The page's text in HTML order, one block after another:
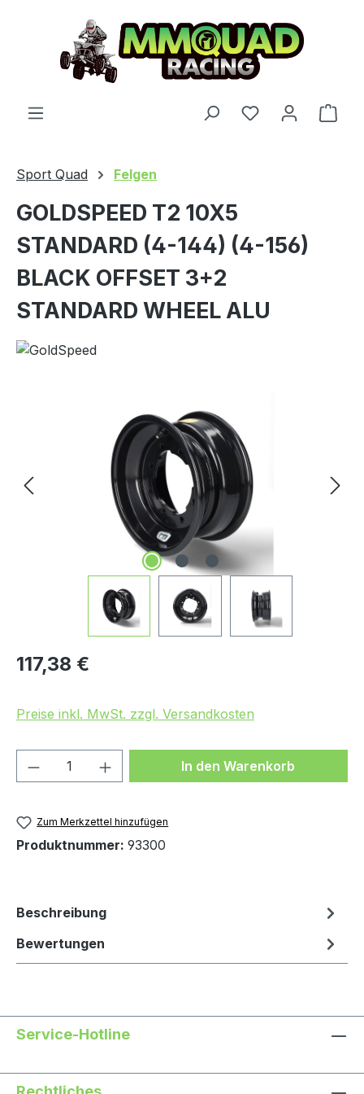
Zum Hauptinhalt springen
Du hast 0
Sport Quad Felgen
GOLDSPEED T2 10X5
STANDARD (4-144) (4-156)
BLACK OFFSET 3+2
STANDARD WHEEL ALU
Regulärer Preis:
117,38 €
Preise inkl. MwSt. zzgl. Versandkosten
Produkt Anzahl: Gib denIn den Warenkorb
Zum Merkzettel hinzufügen
Produktnummer: 93300
Beschreibung
Bewertungen
Service-Hotline